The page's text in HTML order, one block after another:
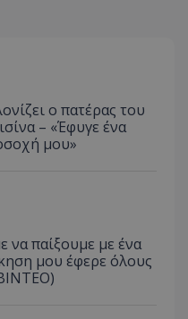
ο πατέρας του
– «Έφυγε ένα
μου»
παίξουμε με ένα
μου έφερε όλους